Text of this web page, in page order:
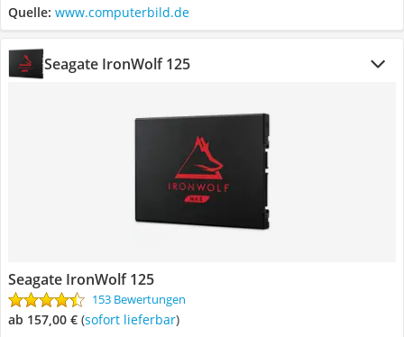
Quelle: www.computerbild.de
Seagate IronWolf 125
Seagate IronWolf 125
153 Bewertungen
ab 157,00 € ( Sofort lieferbar)